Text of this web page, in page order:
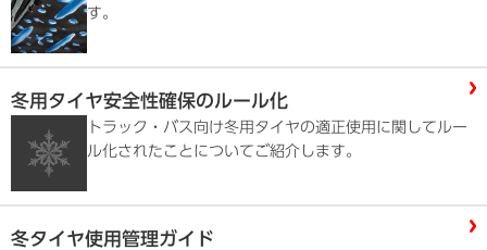
す。
冬用タイヤ安全性確保のルール化
トラック・バス向け冬用タイヤの適正使用に関してルー
ル化されたことについてご紹介します。
冬タイヤ使用管理ガイド